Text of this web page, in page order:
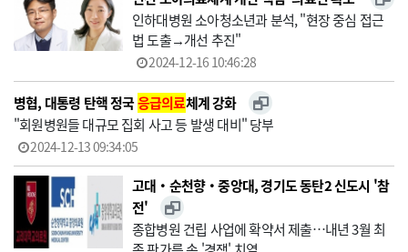
인하대병원 소아청소년과 분석, "현장 중심 접근
법 도출→개선 추진"
2024-12-16 10:46:28
병협, 대통령 탄핵 정국응급의료체계 강화
"회원병원들 대규모 집회 사고 등 발생 대비" 당부
2024-12-13 09:34:05
고대‧순천향‧중앙대, 경기도 동탄2 신도시 '참
전'
종합병원 건립 사업에 확약서 제출…내년 3월 최